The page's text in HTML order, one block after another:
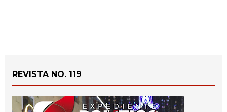
REVISTA NO. 119